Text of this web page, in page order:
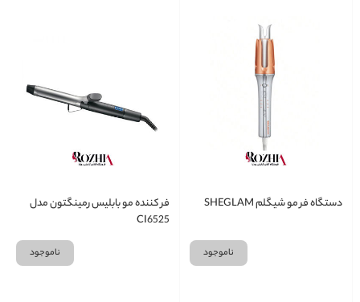
دستگاه فر مو شیگلم SHEGLAM
ناموجود
فر کننده مو بابلیس رمینگتون مدل
CI6525
ناموجود